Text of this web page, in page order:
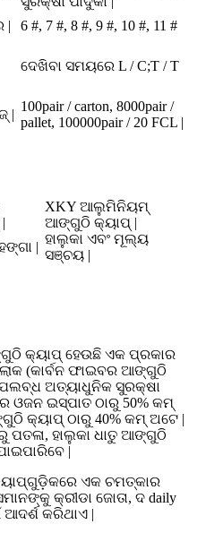
|
6 #, 7 #, 8 #, 9 #, 10 #, 11 #
ଦେଖିବା ସମୟରେ L / C;T / T
|
100pair / carton, 8000pair /
pallet, 100000pair / 20 FCL |
XKY ଆଲୁମିନିୟମ୍
ଆଙ୍ଗୁଠି କ୍ୟାପ୍ |
|
ହାଲୁକା ଏବଂ ମୂଲ୍ୟ
ସଞ୍ଚୟ |
କ୍ୟାପ୍ ହେଉଛି ଏକ ପ୍ରକାର
(କାର୍ବନ ଫାଇବର ଆଙ୍ଗୁଠି
ଅତ୍ୟାଧୁନିକ ସୁରକ୍ଷା
ଇସ୍ପାତ ଠାରୁ 50% କମ୍
କ୍ୟାପ୍ ଠାରୁ 40% କମ୍ ଅଟେ |
ପତଳା, ହାଲୁକା ଧାତୁ ଆଙ୍ଗୁଠି
|
ଏକ ଚମତ୍କାର
କ୍ରୀଡା ଜୋତା, ଦ daily
କରିଥାଏ |